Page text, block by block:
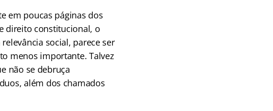
em poucas páginas dos
direito constitucional, o
social, parece ser
menos importante. Talvez
não se debruça
além dos chamados